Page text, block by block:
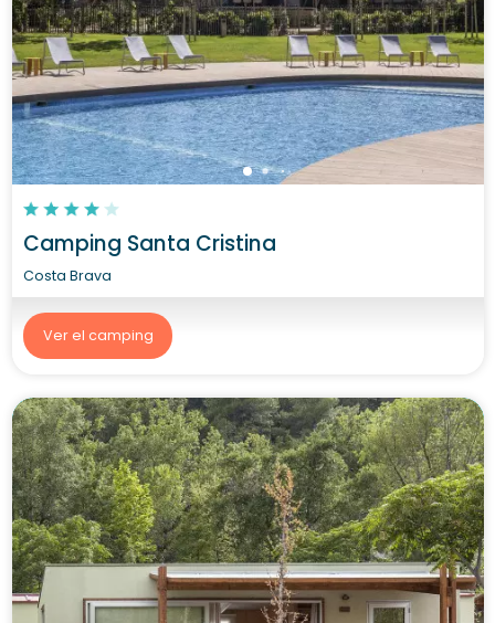
Camping Santa Cristina
Costa Brava
Ver el camping